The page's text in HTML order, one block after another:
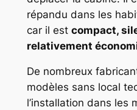
répandu dans les
car il est compact,
relativement
De nombreux
modèles sans local
l’installation dans les